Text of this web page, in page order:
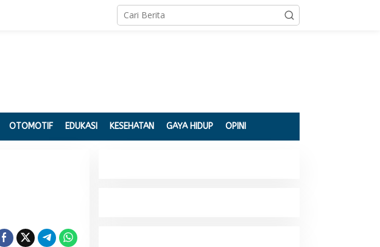
OTOMOTIF EDUKASI KESEHATAN GAYA HIDUP OPINI